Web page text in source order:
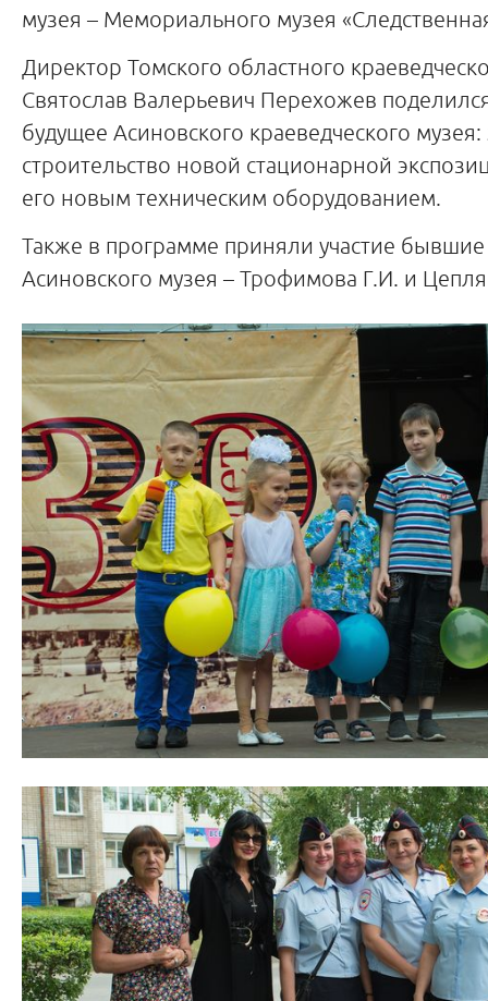
музея – Мемориального музея
Директор Томского областного
Святослав Валерьевич Перехожев
будущее Асиновского краеведческого музея:
строительство новой стационарной
его новым техническим оборудованием.
Также в программе приняли участие
Асиновского музея – Трофимова Г.И. и